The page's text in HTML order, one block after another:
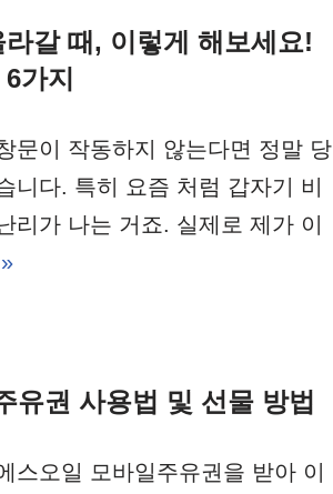
갈 때, 이렇게 해보세요!
가지
문이 작동하지 않는다면 정말 당
니다. 특히 요즘 처럼 갑자기 비
리가 나는 거죠. 실제로 제가 이
유권 사용법 및 선물 방법
스오일 모바일주유권을 받아 이